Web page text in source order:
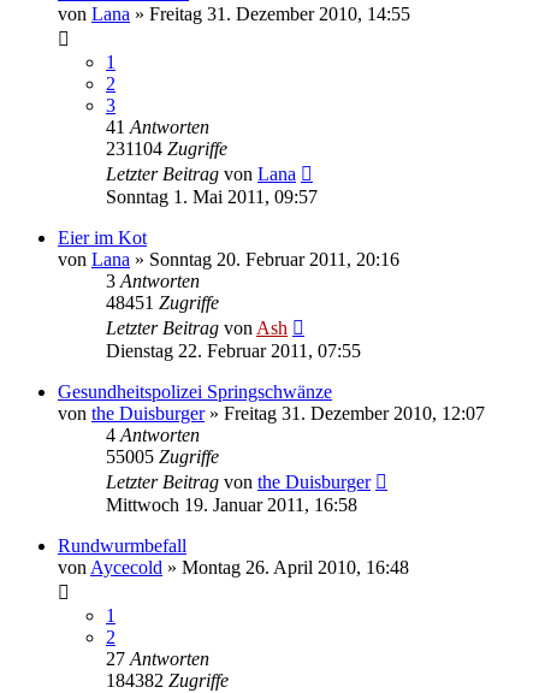
von Lana » Freitag 31. Dezember 2010, 14:55
1
2
3
41 Antworten
231104 Zugriffe
Letzter Beitrag von Lana
Sonntag 1. Mai 2011, 09:57
Eier im Kot
von Lana » Sonntag 20. Februar 2011, 20:16
3 Antworten
48451 Zugriffe
Letzter Beitrag von Ash
Dienstag 22. Februar 2011, 07:55
Gesundheitspolizei Springschwänze
von the Duisburger» Freitag 31. Dezember 2010, 12:07
4 Antworten
55005 Zugriffe
Letzter Beitrag von the Duisburger
Mittwoch 19. Januar 2011, 16:58
Rundwurmbefall
von Aycecold » Montag 26. April 2010, 16:48
1
2
27 Antworten
184382 Zugriffe